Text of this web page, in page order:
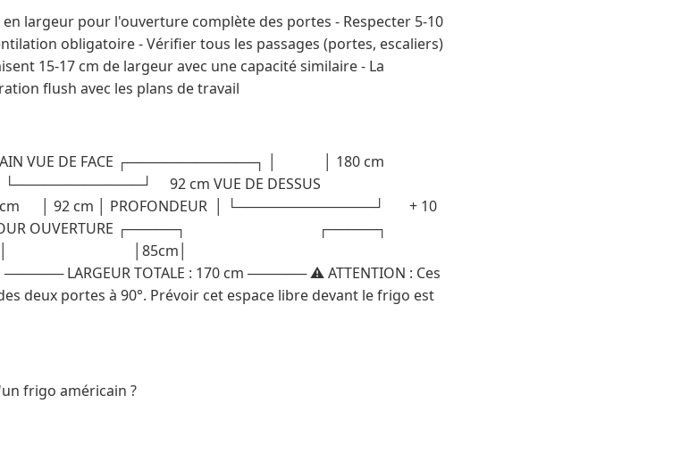
largeur pour l'ouverture complète des portes - Respecter 5-10
obligatoire - Vérifier tous les passages (portes, escaliers)
15-17 cm de largeur avec une capacité similaire - La
flush avec les plans de travail
VUE DE FACE ┌─────────────┐ │ │ 180 cm
92 cm VUE DE DESSUS
92 cm │ PROFONDEUR │ └──────────────┘ + 10
POUR OUVERTURE ┌─────┐ ┌─────┐
│85cm│
TOTALE : 170 cm ────── ⚠️ ATTENTION : Ces
deux portes à 90°. Prévoir cet espace libre devant le frigo est
frigo américain ?